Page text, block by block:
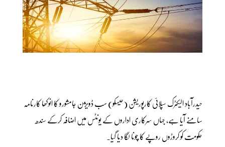
حیدرآباد الیکٹرک سپلائی کارپوریشن (حیسکو) سب ڈویژن جامشورو کا انوکھا کارنامہ
سامنے آیا ہے، جہاں سرکاری اداروں کے یونٹس میں اضافہ کرکے سندھ
حکومت کو کروڑوں روپے کا چونا لگا دیا گیا۔